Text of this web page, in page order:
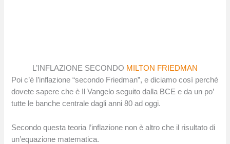
L’INFLAZIONE SECONDO MILTON FRIEDMAN
Poi c’è l’inflazione “secondo Friedman”, e diciamo così perché
dovete sapere che è Il Vangelo seguito dalla BCE e da un po’
tutte le banche centrale dagli anni 80 ad oggi.
Secondo questa teoria l’inflazione non è altro che il risultato di
un’equazione matematica.